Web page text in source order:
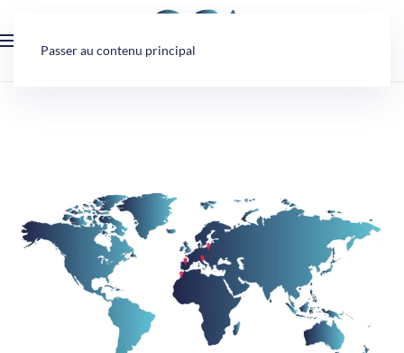
Passer au contenu principal
Panneau de gestion des cookies